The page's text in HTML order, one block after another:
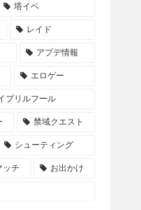
塔イベ
レイド
アプデ情報
エロゲー
プリルフール
禁域クエスト
シューティング
ッチ お出かけ